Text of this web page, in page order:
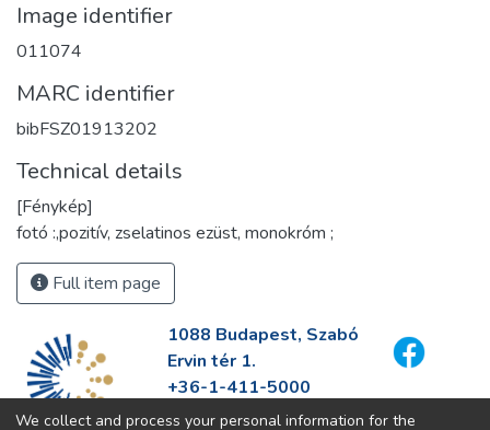
Image identifier
011074
MARC identifier
bibFSZ01913202
Technical details
[Fénykép]
fotó :,pozitív, zselatinos ezüst, monokróm ;
Full item page
1088 Budapest, Szabó
Ervin tér 1.
+36-1-411-5000
info@fszek.hu
We collect and process your personal information for the